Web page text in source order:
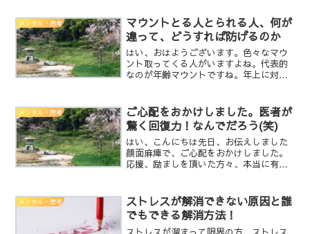
メンタル・思考
マウントとる人とられる人、何が
違って、どうすれば防げるのか
はい、おはようございます。色々なマウ
ント取ってくる人がいますよね。代表的
なのが年齢マウントですね。年上に対し
人に敬語を話さないとイケないのか？何
故、いかにも年上の自分は...
メンタル・思考
ご心配をおかけしました。医者が
驚く回復力！なんでだろう(笑)
はい、こんにちは先日、お伝えしました
顔面麻痺で、ご心配をおかけしました。
応援、励ましを頂いた方々、本当に有難
～8割は回復し、動くようになっており日
常生活においても、ほ...
メンタル・思考
ストレスが解消できない原因と誰
でもできる解消方法！